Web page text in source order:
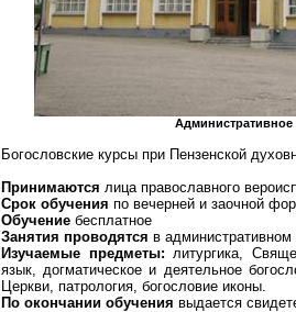
Административное
Богословские курсы при Пензенской
Принимаются лица православного
Срок обучения по вечерней и заочной
Обучение бесплатное
Занятия проводятся в
Изучаемые предметы: литургика,
язык, догматическое и деятельное
Церкви, патрология, богословие иконы.
По окончании обучения выдается